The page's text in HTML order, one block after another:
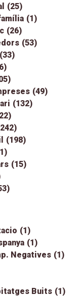
(25)
(1)
(26)
(53)
(33)
(49)
(132)
(198)
(15)
(1)
(1)
Negatives (1)
Buits (1)